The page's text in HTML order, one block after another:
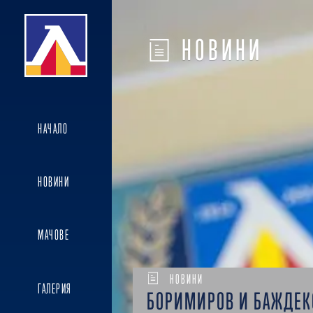
НАЧАЛО
НОВИНИ
МАЧОВЕ
ГАЛЕРИЯ
НОВИНИ
НОВИНИ
БОРИМИРОВ И